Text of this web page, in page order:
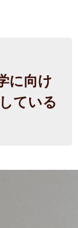
に向け
ている